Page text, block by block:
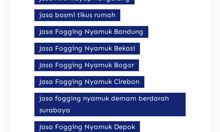
jasa basmi tikus rumah
Jasa Fogging Nyamuk Bandung
Jasa Fogging Nyamuk Bekasi
Jasa Fogging Nyamuk Bogor
Jasa Fogging Nyamuk Cirebon
jasa fogging nyamuk demam berdarah
surabaya
Jasa Fogging Nyamuk Depok